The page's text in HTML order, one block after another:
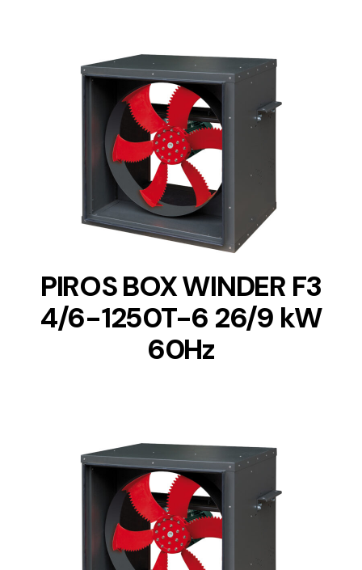
DETAILS
PIROS BOX WINDER F3
4/6-1250T-6 26/9 kW
60Hz
DETAILS